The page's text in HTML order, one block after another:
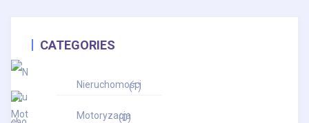
CATEGORIES
Nieruchomości
(1)
Motoryzacja
(0)